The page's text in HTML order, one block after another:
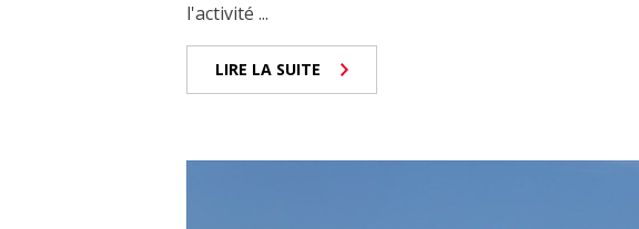
l'activité ...
LIRE LA SUITE